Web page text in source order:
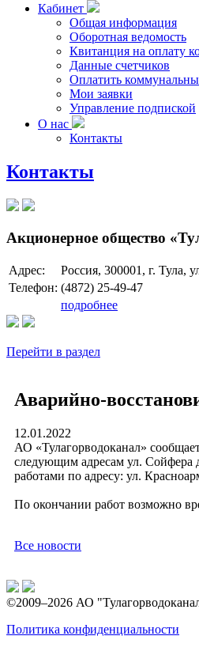
Кабинет
Общая информация
Оборотная ведомость
Квитанция на оплату
Данные счетчиков
Оплатить
Мои заявки
Управление подпиской
О нас
Контакты
Контакты
Акционерное общество
Адрес:
Россия, 300001, г. Тула,
Телефон: (4872) 25-49-47
подробнее
Перейти в раздел
Аварийно-
12.01.2022
АО «Тулагорводоканал»
следующим адресам ул. Сойфера
работами по адресу: ул.
По окончании работ возможно
Все новости
©2009–2026 АО
Политика конфиденциальности